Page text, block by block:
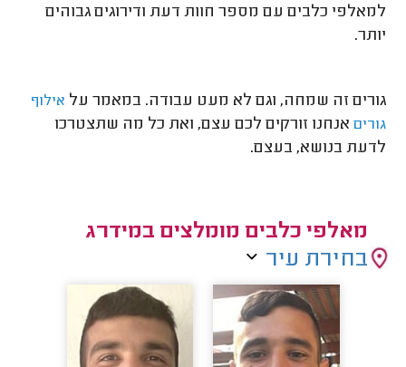
למאלפי כלבים עם מספר חוות דעת ודירוגים גבוהים
יותר.
גורים זה שמחה, וגם לא מעט עבודה. במאמר על אילוף
גורים אנחנו זורקים לכם עצם, ואת כל מה שתצטרכו
לדעת בנושא, בעצם.
מאלפי כלבים מומלצים במידרג
בחירת עיר